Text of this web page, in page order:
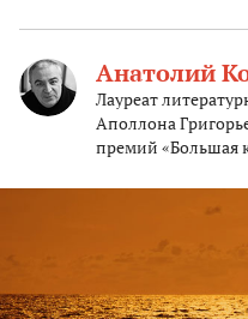
Анатолий
Лауреат
Аполлона
премий «Большая